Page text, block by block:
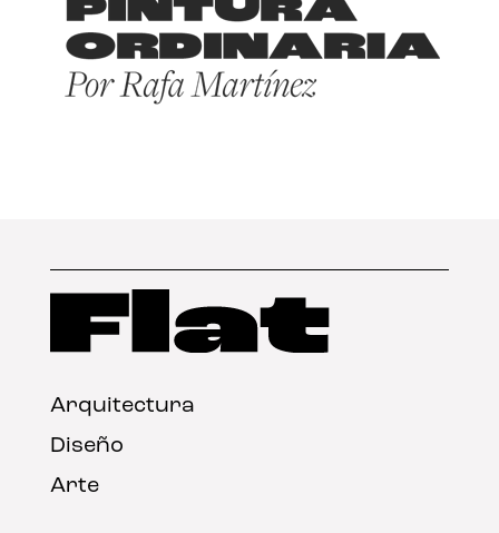
Arquitectura
Diseño
Arte